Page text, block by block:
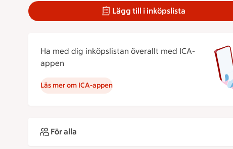
Lägg till i inköpslista
Ha med dig inköpslistan överallt med ICA-
appen
Läs mer om ICA-appen
För alla